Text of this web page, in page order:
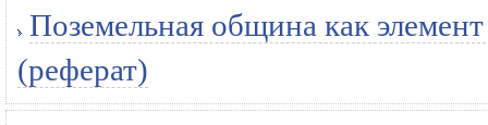
Поземельная община как
(реферат)